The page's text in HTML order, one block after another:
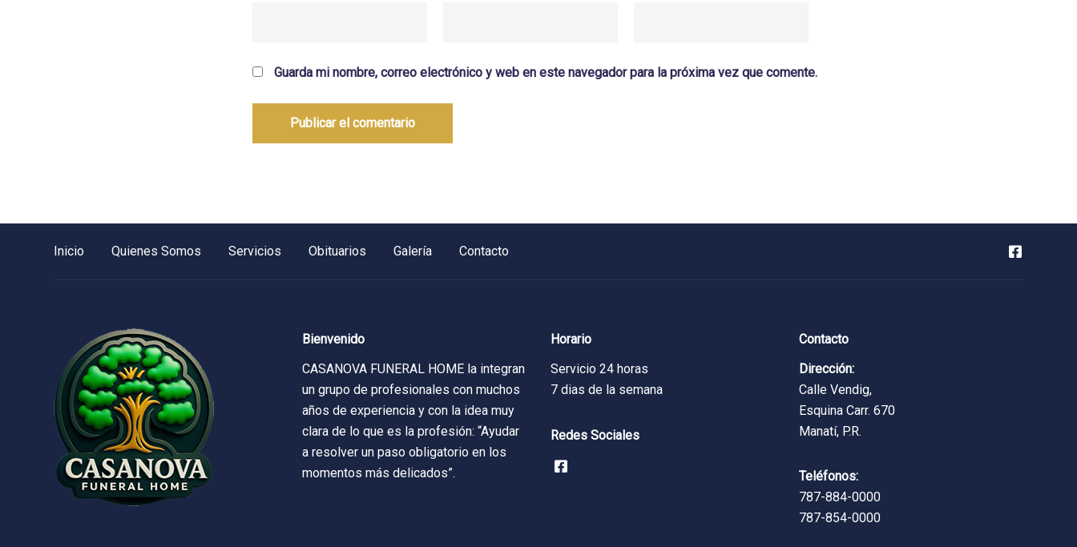
Guarda mi nombre, correo electrónico y web en este navegador para la próxima vez que comente.
Inicio Quienes Somos Servicios Obituarios Galería Contacto
Bienvenido
CASANOVA FUNERAL HOME la integran
un grupo de profesionales con muchos
años de experiencia y con la idea muy
clara de lo que es la profesión: “Ayudar
a resolver un paso obligatorio en los
momentos más delicados”.
Horario
Servicio 24 horas
7 dias de la semana
Redes Sociales
Contacto
Dirección:
Calle Vendig,
Esquina Carr. 670
Manatí, P.R.
Teléfonos:
787-884-0000
787-854-0000